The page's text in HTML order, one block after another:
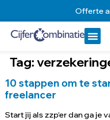
Offerte
Tag:
10 stappen om te
freelancer
Start jij als zzp’er dan ga je